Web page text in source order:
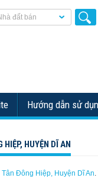
đất bán
Hướng dẫn sử
HUYỆN DĨ AN
Đông Hiệp, Huyện Dĩ An